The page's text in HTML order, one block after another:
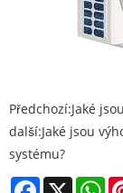
Předchozí:Jaké
další:Jaké jsou
systému?
Facebook
X